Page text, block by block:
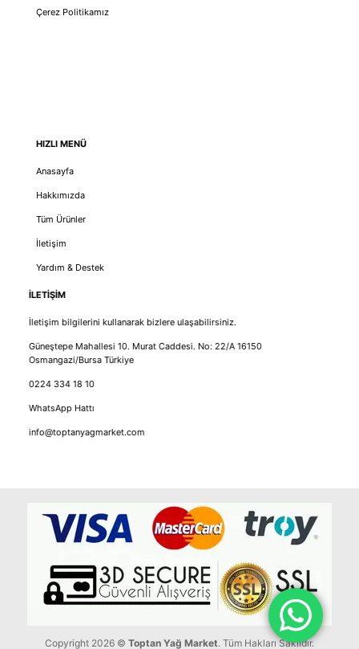
Çerez Politikamız
HIZLI MENÜ
Anasayfa
Hakkımızda
Tüm Ürünler
İletişim
Yardım & Destek
İLETİŞİM
İletişim bilgilerini kullanarak bizlere ulaşabilirsiniz.
Güneştepe Mahallesi 10. Murat Caddesi. No: 22/A 16150
Osmangazi/Bursa Türkiye
0224 334 18 10
WhatsApp Hattı
info@toptanyagmarket.com
Copyright 2026 © Toptan Yağ Market. Tüm Hakları Saklıdır.